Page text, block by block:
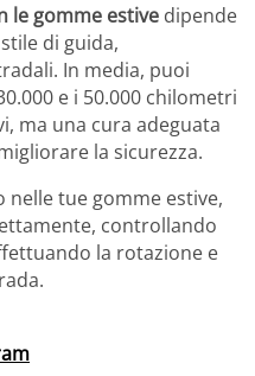
le gomme estive dipende
di guida,
In media, puoi
e i 50.000 chilometri
ma una cura adeguata
la sicurezza.
nelle tue gomme estive,
controllando
la rotazione e